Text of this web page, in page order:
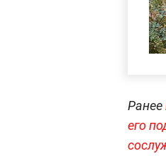
Ранее
его